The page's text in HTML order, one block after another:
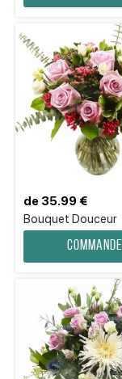
Bouquet Douceur
de 35.99 €